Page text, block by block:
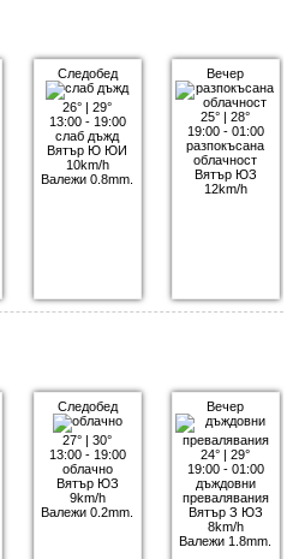
Следобед
26° |29°
13:00 - 19:00
слаб дъжд
Вятър Ю ЮИ
10km/h
Валежи 0.8mm.
Вечер
25° |28°
19:00 - 01:00
разпокъсана
облачност
Вятър ЮЗ
12km/h
Следобед
27° |30°
13:00 - 19:00
облачно
Вятър ЮЗ
9km/h
Валежи 0.2mm.
Вечер
24° |29°
19:00 - 01:00
дъждовни
превалявания
Вятър З ЮЗ
8km/h
Валежи 1.8mm.